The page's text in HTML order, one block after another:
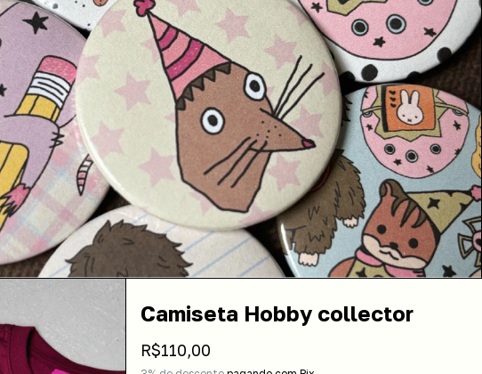
Camiseta Hobby collector
R$110,00